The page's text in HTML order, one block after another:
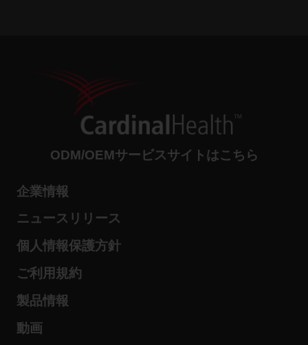
ODM/OEMサービスサイトはこちら
企業情報
ニュースリリース
個人情報保護方針
ご利用規約
製品情報
動画